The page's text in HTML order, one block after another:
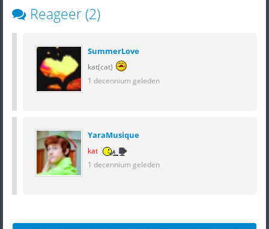
Reageer (2)
SummerLove
kat(cat)
1 decennium geleden
YaraMusique
kat
1 decennium geleden